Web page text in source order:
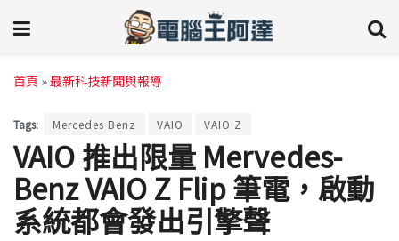
首頁 »最新科技新聞與報導
Tags: Mercedes Benz VAIO VAIO Z
VAIO 推出限量 Mervedes-
Benz VAIO Z Flip 筆電，啟動
系統都會發出引擎聲